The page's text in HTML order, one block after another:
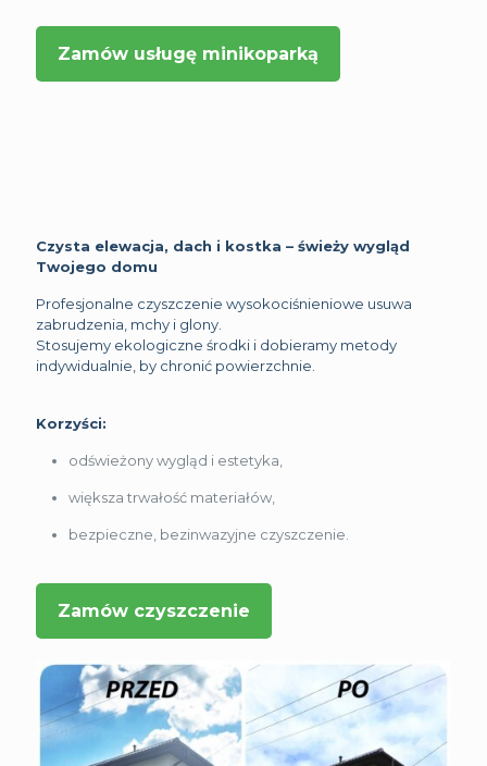
Zamów usługę minikoparką
Czysta elewacja, dach i kostka – świeży wygląd
Twojego domu
Profesjonalne czyszczenie wysokociśnieniowe usuwa
zabrudzenia, mchy i glony.
Stosujemy ekologiczne środki i dobieramy metody
indywidualnie, by chronić powierzchnie.
Korzyści:
odświeżony wygląd i estetyka,
większa trwałość materiałów,
bezpieczne, bezinwazyjne czyszczenie.
Zamów czyszczenie